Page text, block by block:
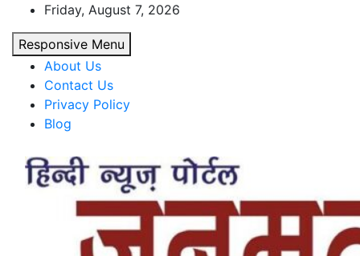
content
Friday, August 7, 2026
Responsive Menu
About Us
Contact Us
Privacy Policy
Blog